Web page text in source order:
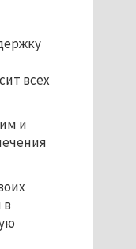
всех
и
в